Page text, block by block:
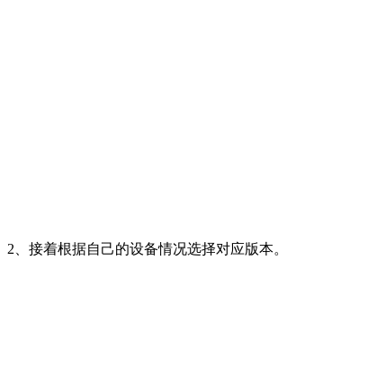
2、接着根据自己的设备情况选择对应版本。